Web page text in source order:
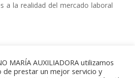
a la realidad del mercado laboral
MARÍA AUXILIADORA utilizamos
de prestar un mejor servicio y